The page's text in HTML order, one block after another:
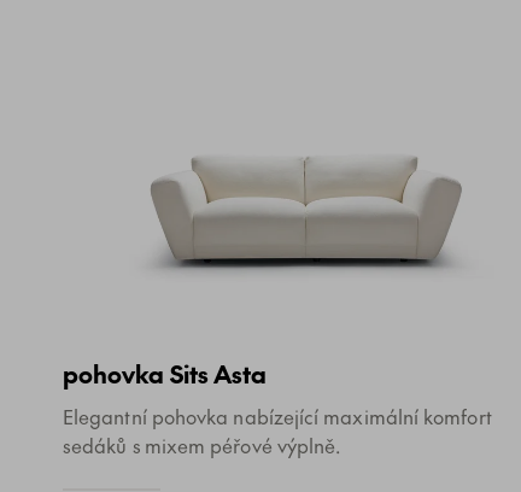
pohovka Sits Asta
Elegantní pohovka nabízející maximální komfort
sedáků s mixem péřové výplně.